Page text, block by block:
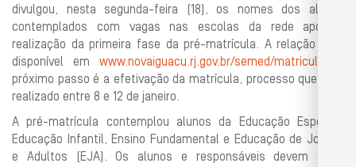
divulgou, nesta segunda-feira (18), os nomes dos alunos
contemplados com vagas nas escolas da rede após a
realização da primeira fase da pré-matrícula. A relação está
disponível em www.novaiguacu.rj.gov.br/semed/matricula
próximo passo é a efetivação da matrícula, processo que será
realizado entre 8 e 12 de janeiro.
A pré-matrícula contemplou alunos da Educação Especial,
Educação Infantil, Ensino Fundamental e Educação de Jovens
e Adultos (EJA). Os alunos e responsáveis devem estar